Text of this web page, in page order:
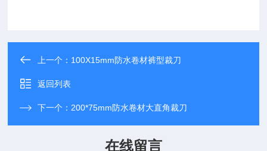
上一个： 100X15mm防水卷材裤型裁刀
返回列表
下一个： 200*75mm防水卷材大直角裁刀
在线留言